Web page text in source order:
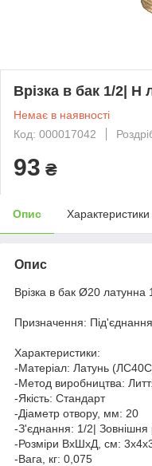
Врізка в бак 1/2| Н
Немає в наявності
Код: 000017042
93 ₴
Опис Характеристики
Опис
Врізка в бак Ø20
Призначення:
Характеристики:
-Матеріал: Латунь
-Метод виробництва:
-Якість: Стандарт
-Діаметр отвору, мм: 20
-З'єднання: 1/2| Зовнішня
-Розміри ВхШхД, см:
-Вага, кг: 0,075